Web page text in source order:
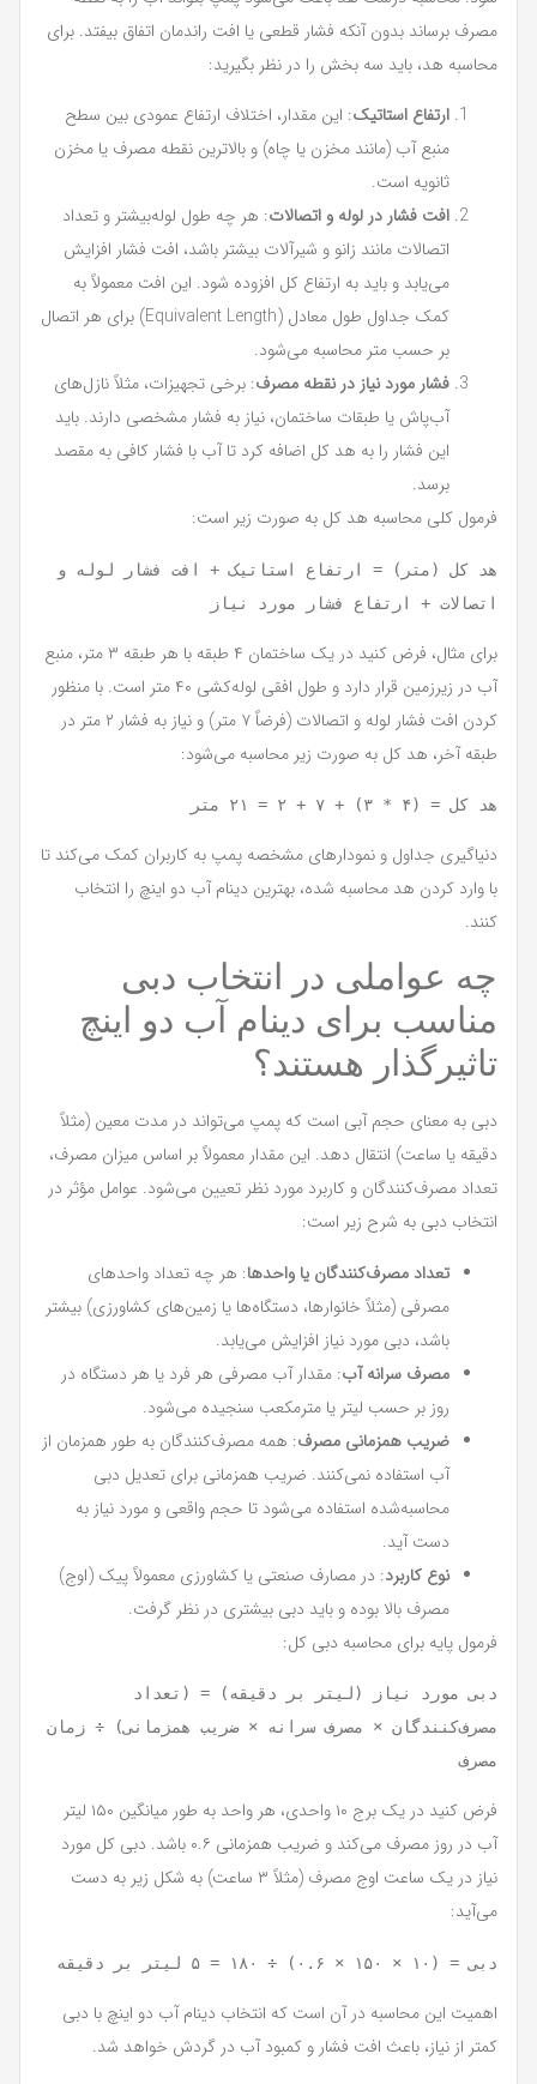
مصرف برساند بدون آنکه فشار قطعی یا افت راندمان اتفاق بیفتد. برای
محاسبه هد، باید سه بخش را در نظر بگیرید:
ارتفاع استاتیک: این مقدار، اختلاف ارتفاع عمودی بین سطح
منبع آب (مانند مخزن یا چاه) و بالاترین نقطه مصرف یا مخزن
ثانویه است.
افت فشار در لوله و اتصالات: هر چه طول لوله‌بیشتر و تعداد
اتصالات مانند زانو و شیرآلات بیشتر باشد، افت فشار افزایش
می‌یابد و باید به ارتفاع کل افزوده شود. این افت معمولاً به
کمک جداول طول معادل (Equivalent Length) برای هر اتصال
بر حسب متر محاسبه می‌شود.
فشار مورد نیاز در نقطه مصرف: برخی تجهیزات، مثلاً نازل‌های
آب‌پاش یا طبقات ساختمان، نیاز به فشار مشخصی دارند. باید
این فشار را به هد کل اضافه کرد تا آب با فشار کافی به مقصد
برسد.
فرمول کلی محاسبه هد کل به صورت زیر است:
اتصالات + ارتفاع فشار مورد نیاز
برای مثال، فرض کنید در یک ساختمان ۴ طبقه با هر طبقه ۳ متر، منبع
آب در زیرزمین قرار دارد و طول افقی لوله‌کشی ۴۰ متر است. با منظور
کردن افت فشار لوله و اتصالات (فرضاً ۷ متر) و نیاز به فشار ۲ متر در
طبقه آخر، هد کل به صورت زیر محاسبه می‌شود:
هد کل = (۴ * ۳) + ۷ + ۲ = ۲۱ متر
دنیاگیری جداول و نمودارهای مشخصه پمپ به کاربران کمک می‌کند تا
با وارد کردن هد محاسبه شده، بهترین دینام آب دو اینچ را انتخاب
کنند.
چه عواملی در انتخاب دبی
مناسب برای دینام آب دو اینچ
تاثیرگذار هستند؟
دبی به معنای حجم آبی است که پمپ می‌تواند در مدت معین (مثلاً
دقیقه یا ساعت) انتقال دهد. این مقدار معمولاً بر اساس میزان مصرف،
تعداد مصرف‌کنندگان و کاربرد مورد نظر تعیین می‌شود. عوامل مؤثر در
انتخاب دبی به شرح زیر است:
تعداد مصرف‌کنندگان یا واحدها: هر چه تعداد واحدهای
مصرفی (مثلاً خانوارها، دستگاه‌ها یا زمین‌های کشاورزی) بیشتر
باشد، دبی مورد نیاز افزایش می‌یابد.
مصرف سرانه آب: مقدار آب مصرفی هر فرد یا هر دستگاه در
روز بر حسب لیتر یا مترمکعب سنجیده می‌شود.
ضریب همزمانی مصرف: همه مصرف‌کنندگان به طور همزمان از
آب استفاده نمی‌کنند. ضریب همزمانی برای تعدیل دبی
محاسبه‌شده استفاده می‌شود تا حجم واقعی و مورد نیاز به
دست آید.
نوع کاربرد: در مصارف صنعتی یا کشاورزی معمولاً پیک (اوج)
مصرف بالا بوده و باید دبی بیشتری در نظر گرفت.
فرمول پایه برای محاسبه دبی کل:
مصرف
فرض کنید در یک برج ۱۰ واحدی، هر واحد به طور میانگین ۱۵۰ لیتر
آب در روز مصرف می‌کند و ضریب همزمانی ۰.۶ باشد. دبی کل مورد
نیاز در یک ساعت اوج مصرف (مثلاً ۳ ساعت) به شکل زیر به دست
می‌آید:
دبی = (۱۰ × ۱۵۰ × ۰.۶) ÷ ۱۸۰ = ۵ لیتر بر دقیقه
اهمیت این محاسبه در آن است که انتخاب دینام آب دو اینچ با دبی
کمتر از نیاز، باعث افت فشار و کمبود آب در گردش خواهد شد.